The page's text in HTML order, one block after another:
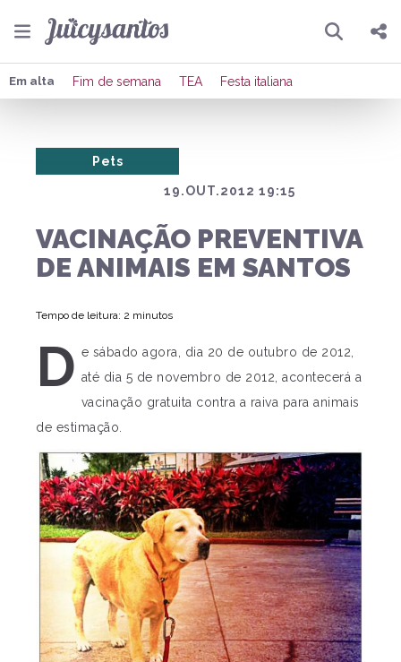
Pesquisar
Compartilhar
Publicar no X
Em alta Fim de semana TEA Festa italiana
19.OUT.2012 19:15
Pets
VACINAÇÃO PREVENTIVA
DE ANIMAIS EM SANTOS
Tempo de leitura: 2 minutos
D e sábado agora, dia 20 de outubro de 2012,
até dia 5 de novembro de 2012, acontecerá a
vacinação gratuita contra a raiva para animais
de estimação.